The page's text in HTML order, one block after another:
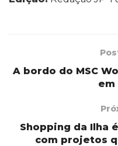
A bordo do MSC
em
Shopping da Ilha
com projetos